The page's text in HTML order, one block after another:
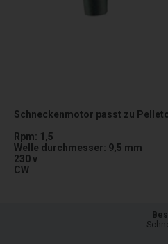
Schneckenmotor passt zu
Rpm: 1,5
Welle durchmesser: 9,5 mm
230 v
CW